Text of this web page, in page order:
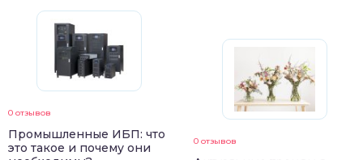
0 отзывов
Промышленные ИБП: что
это такое и почему они
0 отзывов